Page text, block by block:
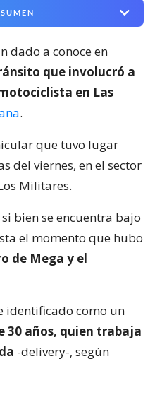
dado a conoce en
que involucró a
en Las
.
que tuvo lugar
del viernes, en el sector
Militares.
bien se encuentra bajo
el momento que hubo
de Mega y el
identificado como un
30 años, quien trabaja
-delivery-, según